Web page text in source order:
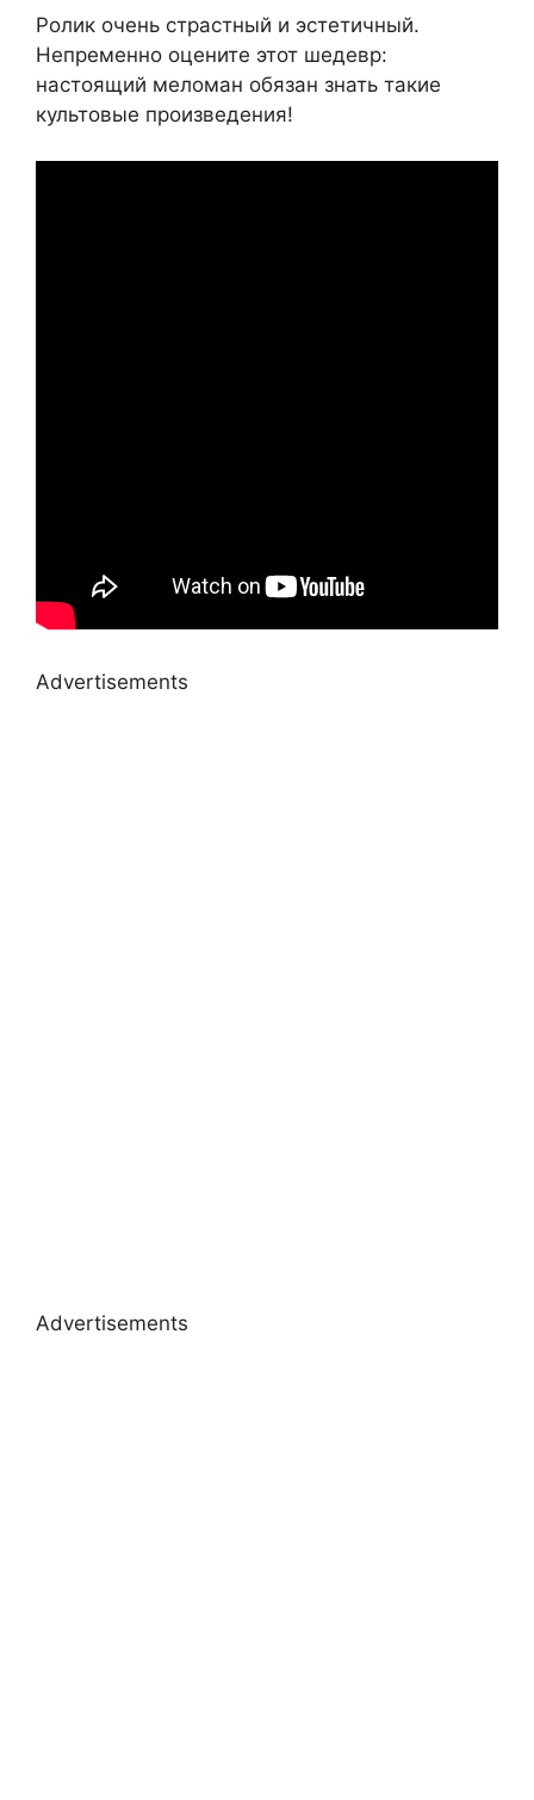
Ролик очень страстный и эстетичный.
Непременно оцените этот шедевр:
настоящий меломан обязан знать такие
культовые произведения!
Advertisements
Advertisements